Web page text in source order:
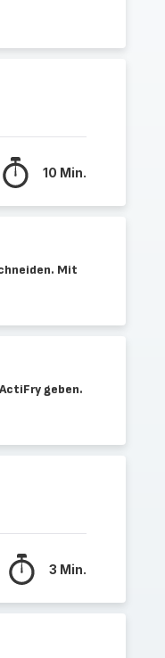
10 Min.
Mit
geben.
3 Min.